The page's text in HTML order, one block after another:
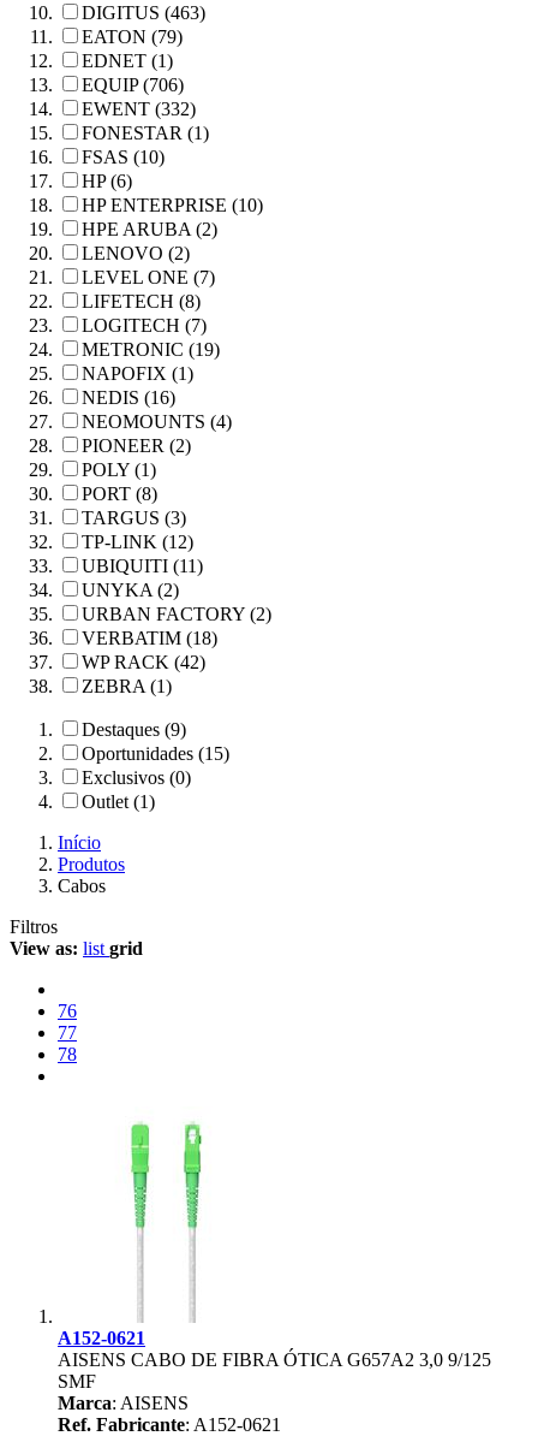
DIGITUS (463)
EATON (79)
EDNET (1)
EQUIP (706)
EWENT (332)
FONESTAR (1)
FSAS (10)
HP (6)
HP ENTERPRISE (10)
HPE ARUBA (2)
LENOVO (2)
LEVEL ONE (7)
LIFETECH (8)
LOGITECH (7)
METRONIC (19)
NAPOFIX (1)
NEDIS (16)
NEOMOUNTS (4)
PIONEER (2)
POLY (1)
PORT (8)
TARGUS (3)
TP-LINK (12)
UBIQUITI (11)
UNYKA (2)
URBAN FACTORY (2)
VERBATIM (18)
WP RACK (42)
ZEBRA (1)
Destaques (9)
Oportunidades (15)
Exclusivos (0)
Outlet (1)
Início
Produtos
Cabos
Filtros
View as: list grid
76
77
78
A152-0621
AISENS CABO DE FIBRA ÓTICA G657A2 3,0 9/125
SMF
Marca: AISENS
Ref. Fabricante: A152-0621